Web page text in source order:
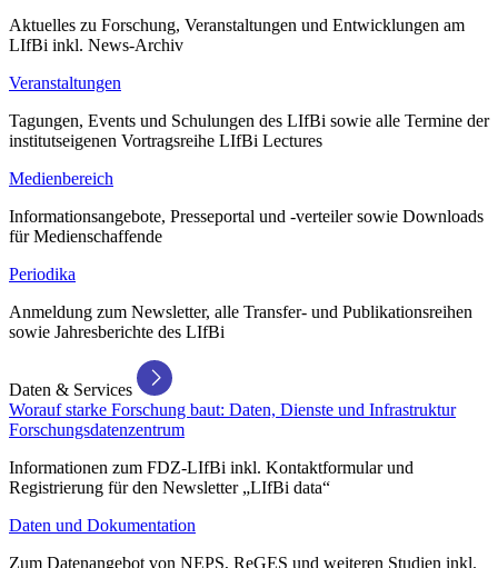
Aktuelles zu Forschung, Veranstaltungen und Entwicklungen am
LIfBi inkl. News-Archiv
Veranstaltungen
Tagungen, Events und Schulungen des LIfBi sowie alle Termine der
institutseigenen Vortragsreihe LIfBi Lectures
Medienbereich
Informationsangebote, Presseportal und -verteiler sowie Downloads
für Medienschaffende
Periodika
Anmeldung zum Newsletter, alle Transfer- und Publikationsreihen
sowie Jahresberichte des LIfBi
Daten & Services
Worauf starke Forschung baut: Daten, Dienste und Infrastruktur
Forschungsdatenzentrum
Informationen zum FDZ-LIfBi inkl. Kontaktformular und
Registrierung für den Newsletter „LIfBi data“
Daten und Dokumentation
Zum Datenangebot von NEPS, ReGES und weiteren Studien inkl.